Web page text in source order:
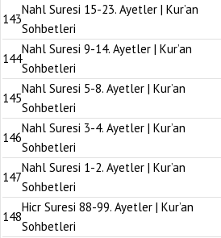
143
Nahl Suresi 15-23. Ayetler | Kur’an
Sohbetleri
144
Nahl Suresi 9-14. Ayetler | Kur’an
Sohbetleri
145
Nahl Suresi 5-8. Ayetler | Kur’an
Sohbetleri
146
Nahl Suresi 3-4. Ayetler | Kur’an
Sohbetleri
147
Nahl Suresi 1-2. Ayetler | Kur’an
Sohbetleri
148
Hicr Suresi 88-99. Ayetler | Kur’an
Sohbetleri